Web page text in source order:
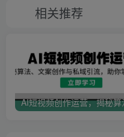
相关推荐